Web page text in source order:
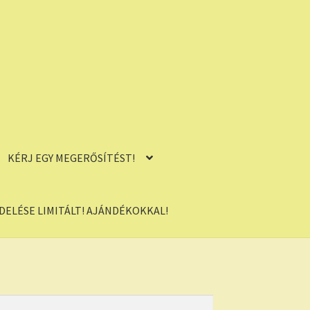
KÉRJ EGY MEGERŐSÍTÉST!
LIMITÁLT! AJÁNDÉKOKKAL!